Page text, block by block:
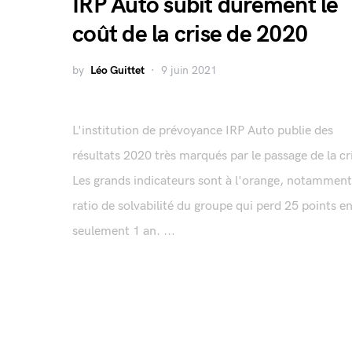
coût de la crise de 2020
by Léo Guittet 9 juin 2021
L'institution de prévoyance IRP Auto publie des
résultats 2020 très marqués par le passage de la
Les grands indicateurs sont à l'orange,
ratio de solvabilité du groupe qui perd 25 points en
seulement 1 an. ...